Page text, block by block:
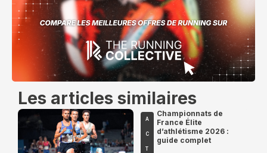
Les articles similaires
A
C
T
Championnats de
France Élite
d’athlétisme 2026 :
guide complet